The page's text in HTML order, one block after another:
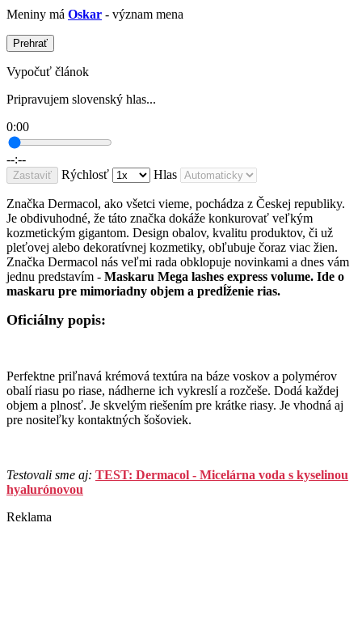
Meniny má Oskar - význam mena
Prehrať
Vypočuť článok
Pripravujem slovenský hlas...
0:00
--:--
Zastaviť Rýchlosť Hlas
Značka Dermacol, ako všetci vieme, pochádza z Českej republiky.
Je obdivuhodné, že táto značka dokáže konkurovať veľkým
kozmetickým gigantom. Design obalov, kvalitu produktov, či už
pleťovej alebo dekoratívnej kozmetiky, obľubuje čoraz viac žien.
Značka Dermacol nás veľmi rada obklopuje novinkami a dnes vám
jednu predstavím - Maskaru Mega lashes express volume. Ide o
maskaru pre mimoriadny objem a predĺženie rias.
Oficiálny popis:
Perfektne priľnavá krémová textúra na báze voskov a polymérov
obalí riasu po riase, nádherne ich vykreslí a rozčeše. Dodá každej
objem a plnosť. Je skvelým riešením pre krátke riasy. Je vhodná aj
pre nositeľky kontaktných šošoviek.
Testovali sme aj: TEST: Dermacol - Micelárna voda s kyselinou
hyalurónovou
Reklama